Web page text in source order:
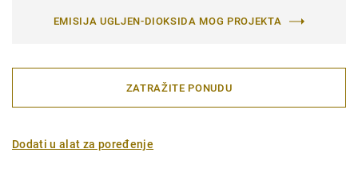
EMISIJA UGLJEN-DIOKSIDA MOG PROJEKTA
ZATRAŽITE PONUDU
Dodati u alat za poređenje